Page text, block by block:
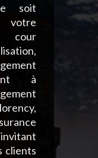
soit
cour
à
clients